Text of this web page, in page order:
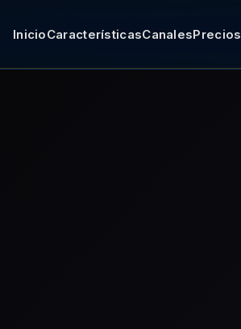
InicioCaracterísticasCanalesPrecios